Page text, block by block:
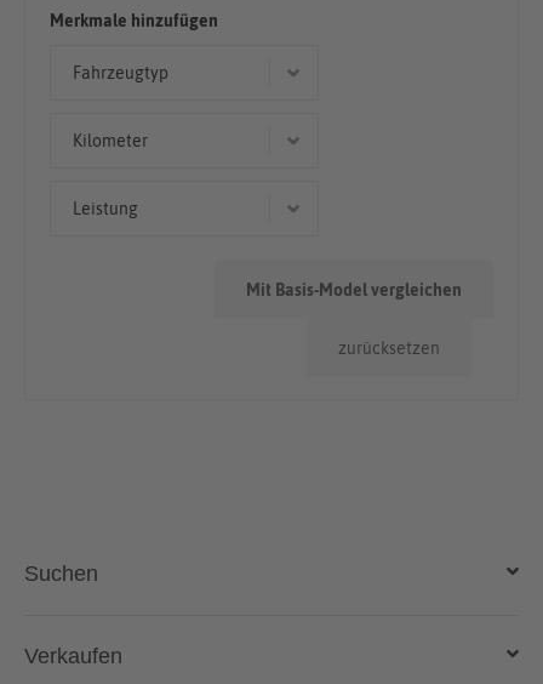
Merkmale hinzufügen
Fahrzeugtyp
Kilometer
Leistung
zurücksetzen
Mit Basis-Model vergleichen
Suchen
Auto kaufen
Verkaufen